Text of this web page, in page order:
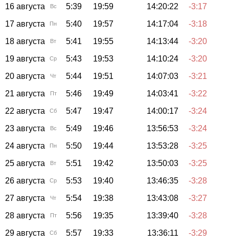
16 августа
Вс 5:39 19:59 14:20:22
-3:17
17 августа
Пн 5:40 19:57 14:17:04
-3:18
18 августа
Вт 5:41 19:55 14:13:44
-3:20
19 августа
Ср 5:43 19:53 14:10:24
-3:20
20 августа
Чт 5:44 19:51 14:07:03
-3:21
21 августа
Пт 5:46 19:49 14:03:41
-3:22
22 августа
Сб 5:47 19:47 14:00:17
-3:24
23 августа
Вс 5:49 19:46 13:56:53
-3:24
24 августа
Пн 5:50 19:44 13:53:28
-3:25
25 августа
Вт 5:51 19:42 13:50:03
-3:25
26 августа
Ср 5:53 19:40 13:46:35
-3:28
27 августа
Чт 5:54 19:38 13:43:08
-3:27
28 августа
Пт 5:56 19:35 13:39:40
-3:28
29 августа
Сб 5:57 19:33 13:36:11 -3:29